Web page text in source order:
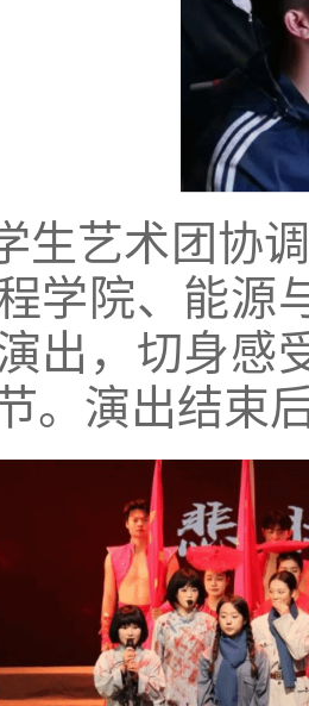
生艺术团协
学院、能源
出，切身感
。演出结束